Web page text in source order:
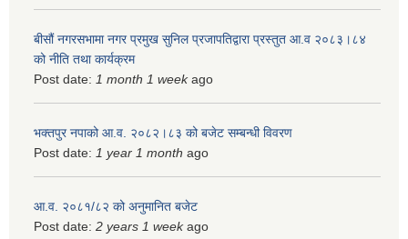
बीसौं नगरसभामा नगर प्रमुख सुनिल प्रजापतिद्वारा प्रस्तुत आ.व‍ २०८३।८४
को नीति तथा कार्यक्रम
Post date: 1 month 1 weekago
भक्तपुर नपाको आ.व. २०८२।८३ को बजेट सम्बन्धी विवरण
Post date: 1 year 1 month ago
आ.व. २०८१/८२ को अनुमानित बजेट
Post date: 2 years 1 weekago